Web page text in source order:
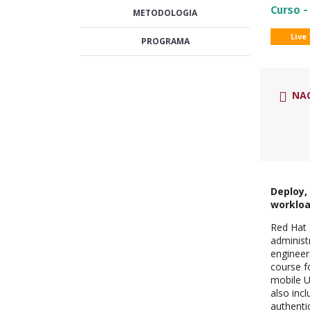
METODOLOGIA
PROGRAMA
Curso
Red
course
mobile
also